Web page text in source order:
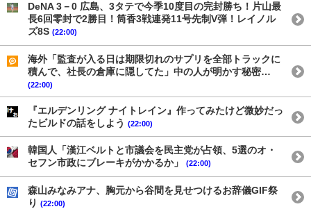
DeNA 3－0 広島、3タテで今季10度目の完封勝ち！片山最
長6回零封で2勝目！筒香3戦連発11号先制V弾！レイノル
ズ8S (22:00)
海外「監査が入る日は期限切れのサプリを全部トラックに
積んで、社長の倉庫に隠してた」中の人が明かす秘密…
(22:00)
『エルデンリング ナイトレイン』作ってみたけど微妙だっ
たビルドの話をしよう (22:00)
韓国人「漢江ベルトと市議会を民主党が占領、5選のオ・
セフン市政にブレーキがかかるか」
(22:00)
森山みなみアナ、胸元から谷間を見せつけるお辞儀GIF祭
り (22:00)